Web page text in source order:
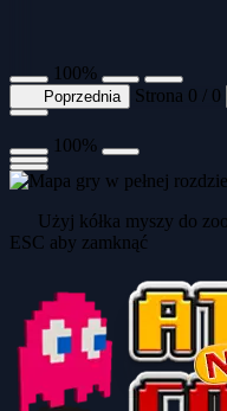
100%
Poprzednia Strona 0 / 0
100%
Użyj kółka myszy do
ESC aby zamknąć